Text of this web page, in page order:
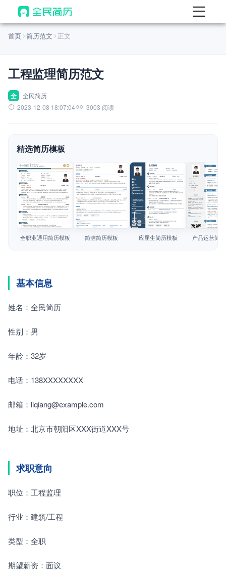
首页
AI 生成简历
AI 优化简历
AI 翻译简历
AI 模拟面试
面试自我介绍
AI 职场工具
简历模板
简历教程
首页 简历范文 正文
工程监理简历范文
全
全民简历
2023-12-08 18:07:04
3003 阅读
精选简历模板
查看模板
全职业通用简历模板
查看模板
简洁简历模板
查看模板
应届生简历模板
查看模板
产品运营简
基本信息
姓名：全民简历
性别：男
年龄：32岁
电话：138XXXXXXXX
邮箱：liqiang@example.com
地址：北京市朝阳区XXX街道XXX号
求职意向
职位：工程监理
行业：建筑/工程
类型：全职
期望薪资：面议